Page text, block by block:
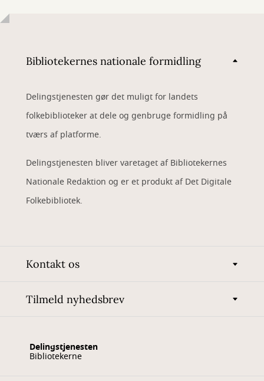
Bibliotekernes nationale formidling
Delingstjenesten gør det muligt for landets
folkebiblioteker at dele og genbruge formidling på
tværs af platforme.
Delingstjenesten bliver varetaget af Bibliotekernes
Nationale Redaktion og er et produkt af Det Digitale
Folkebibliotek.
Kontakt os
Tilmeld nyhedsbrev
Delingstjenesten
Bibliotekerne